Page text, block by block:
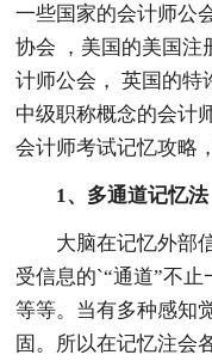
一些国家的会计师公
协会 ，美国的美国注
计师公会， 英国的特
中级职称概念的会计
会计师考试记忆攻略
1、多通道记忆法
大脑在记忆外部
受信息的`“通道”不
等等。当有多种感知
固。所以在记忆注会